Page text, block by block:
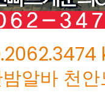
알바 천